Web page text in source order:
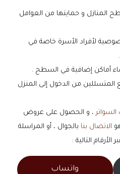
المنازل و حمايتها من العوامل
لأفراد الأسرة خاصة في
أماكن إضافية في السطح .
المتسللين من الدخول إلى المنزل
السواتر ، و الحصول على عروض
الاتصال بنا بالجوال ، أو المراسلة
الأرقام التالية :
واتساب